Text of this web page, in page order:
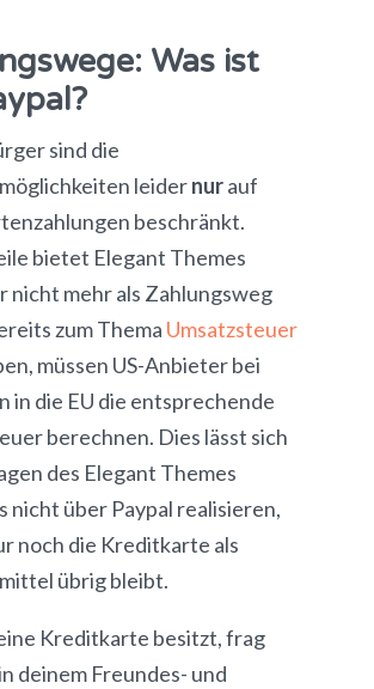
Was ist
sind die
leidernurauf
beschränkt.
bietet Elegant Themes
nicht mehr als Zahlungsweg
zum Thema Umsatzsteuer
müssen US-Anbieter bei
in die EU die entsprechende
berechnen. Dies lässt sich
des Elegant Themes
nicht über Paypal realisieren,
noch die Kreditkarte als
übrig bleibt.
Kreditkarte besitzt, frag
deinem Freundes- und